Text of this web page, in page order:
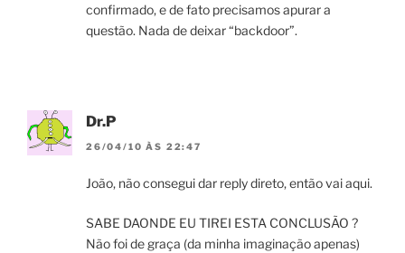
confirmado, e de fato precisamos apurar a
questão. Nada de deixar “backdoor”.
Dr.P
26/04/10 ÀS 22:47
João, não consegui dar reply direto, então vai aqui.
SABE DAONDE EU TIREI ESTA CONCLUSÃO ?
Não foi de graça (da minha imaginação apenas)